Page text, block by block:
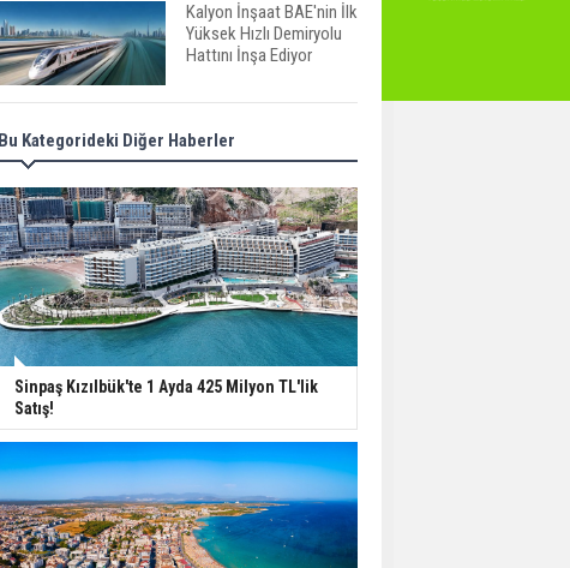
Kalyon İnşaat BAE'nin İlk
Yüksek Hızlı Demiryolu
Hattını İnşa Ediyor
ABD'de Konut Kredisi
Faizi Son Bir Yılın En
TOKİ 51 İlde 540 Konut
ve İş Yerini Satışa
Sunuyor
Yatırımcıların Bina Tercihi
Değişiyor: Dijital Altyapı
TOKİ'nin Kiralık Sosyal
Konut Modeli Kiraları
Düşürür Mü?
Bu Kategorideki Diğer Haberler
Sinpaş Kızılbük'te 1 Ayda 425 Milyon TL'lik
Satış!